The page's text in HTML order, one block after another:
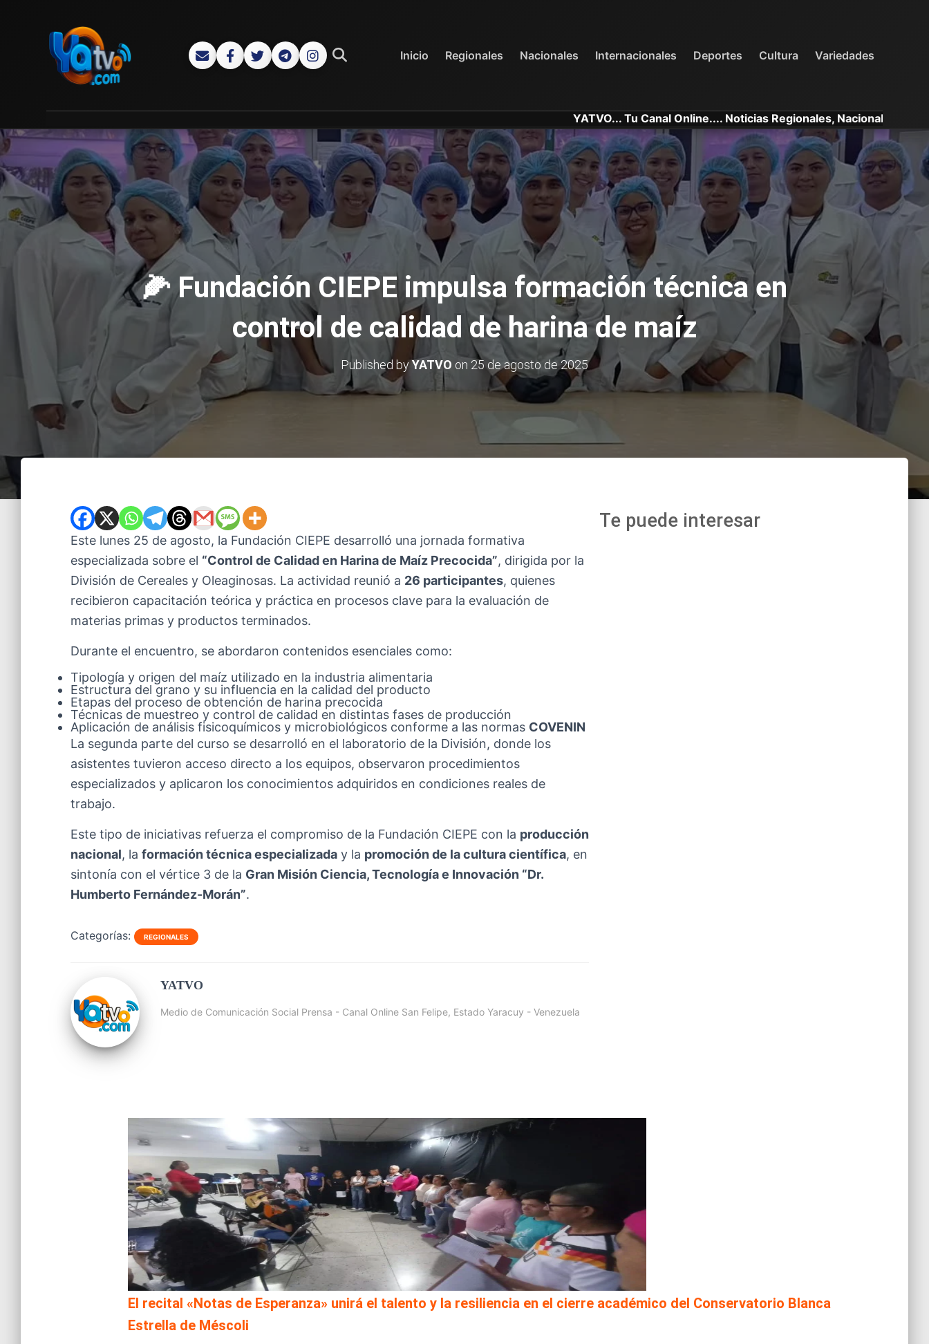
Inicio Regionales Nacionales Internacionales Deportes Cultura Variedades
YATVO... Tu Canal Online.... Noticias Regionales, Nacionales e Internacionales.
🌽 Fundación CIEPE impulsa formación técnica en
control de calidad de harina de maíz
Published byYATVO on 25 de agosto de 2025
Este lunes 25 de agosto, la Fundación CIEPE desarrolló una jornada formativa
especializada sobre el “Control de Calidad en Harina de Maíz Precocida”, dirigida por la
División de Cereales y Oleaginosas. La actividad reunió a 26 participantes, quienes
recibieron capacitación teórica y práctica en procesos clave para la evaluación de
materias primas y productos terminados.
Durante el encuentro, se abordaron contenidos esenciales como:
Tipología y origen del maíz utilizado en la industria alimentaria
Estructura del grano y su influencia en la calidad del producto
Etapas del proceso de obtención de harina precocida
Técnicas de muestreo y control de calidad en distintas fases de producción
Aplicación de análisis fisicoquímicos y microbiológicos conforme a las normas COVENIN
La segunda parte del curso se desarrolló en el laboratorio de la División, donde los
asistentes tuvieron acceso directo a los equipos, observaron procedimientos
especializados y aplicaron los conocimientos adquiridos en condiciones reales de
trabajo.
Este tipo de iniciativas refuerza el compromiso de la Fundación CIEPE con la producción
nacional, la formación técnica especializada y la promoción de la cultura científica, en
sintonía con el vértice 3 de la Gran Misión Ciencia, Tecnología e Innovación “Dr.
Humberto Fernández-Morán”.
Categorías: REGIONALES
YATVO
Medio de Comunicación Social Prensa - Canal Online San Felipe, Estado Yaracuy - Venezuela
Te puede interesar
El recital «Notas de Esperanza» unirá el talento y la resiliencia en el cierre académico del Conservatorio Blanca
Estrella de Méscoli